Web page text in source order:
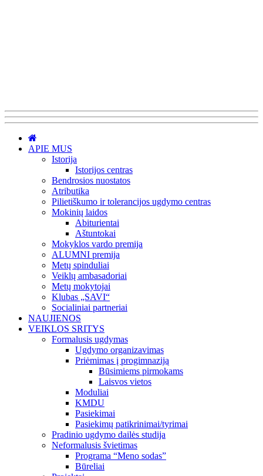
APIE MUS
Istorija
Istorijos centras
Bendrosios nuostatos
Atributika
Pilietiškumo ir tolerancijos ugdymo centras
Mokinių laidos
Abiturientai
Aštuntokai
Mokyklos vardo premija
ALUMNI premija
Metų spinduliai
Veiklų ambasadoriai
Metų mokytojai
Klubas „SAVI“
Socialiniai partneriai
NAUJIENOS
VEIKLOS SRITYS
Formalusis ugdymas
Ugdymo organizavimas
Priėmimas į progimnaziją
Būsimiems pirmokams
Laisvos vietos
Moduliai
KMDU
Pasiekimai
Pasiekimų patikrinimai/tyrimai
Pradinio ugdymo dailės studija
Neformalusis švietimas
Programa “Meno sodas”
Būreliai